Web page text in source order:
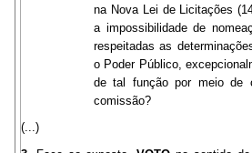
na Nova Lei de Licitações
a impossibilidade de
respeitadas as
o Poder Público,
de tal função por meio de
comissão?
(...)